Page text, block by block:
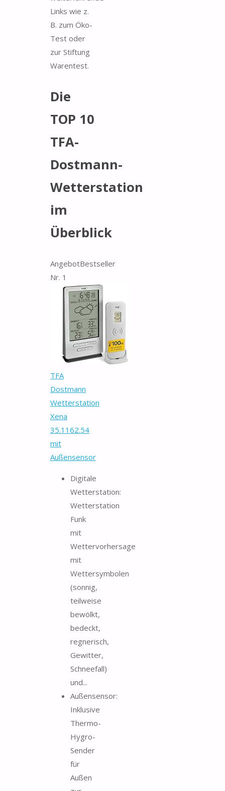
Links wie z.
B. zum Öko-
Test oder
zur Stiftung
Warentest.
Die
TOP 10
TFA-
Dostmann-
Wetterstation
im
Überblick
AngebotBestseller
Nr. 1
TFA
Dostmann
Wetterstation
Xena
35.1162.54
mit
Außensensor
Digitale
Wetterstation:
Wetterstation
Funk
mit
Wettervorhersage
mit
Wettersymbolen
(sonnig,
teilweise
bewölkt,
bedeckt,
regnerisch,
Gewitter,
Schneefall)
und...
Außensensor:
Inklusive
Thermo-
Hygro-
Sender
für
Außen